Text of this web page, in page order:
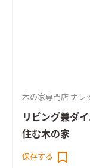
木の家専門店 ナレ
リビング兼ダ
住む木の家
保存する